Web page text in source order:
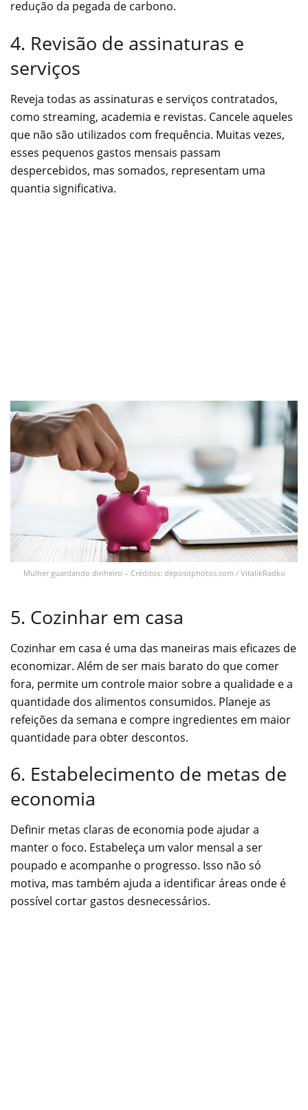
redução da pegada de carbono.
4. Revisão de assinaturas e
serviços
Reveja todas as assinaturas e serviços contratados,
como streaming, academia e revistas. Cancele aqueles
que não são utilizados com frequência. Muitas vezes,
esses pequenos gastos mensais passam
despercebidos, mas somados, representam uma
quantia significativa.
Mulher guardando dinheiro – Créditos: depositphotos.com / VitalikRadko
5. Cozinhar em casa
Cozinhar em casa é uma das maneiras mais eficazes de
economizar. Além de ser mais barato do que comer
fora, permite um controle maior sobre a qualidade e a
quantidade dos alimentos consumidos. Planeje as
refeições da semana e compre ingredientes em maior
quantidade para obter descontos.
6. Estabelecimento de metas de
economia
Definir metas claras de economia pode ajudar a
manter o foco. Estabeleça um valor mensal a ser
poupado e acompanhe o progresso. Isso não só
motiva, mas também ajuda a identificar áreas onde é
possível cortar gastos desnecessários.